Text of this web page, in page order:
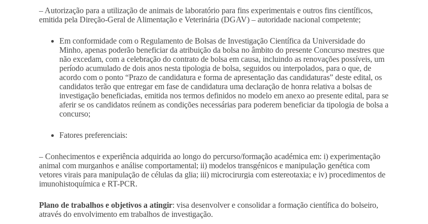
– Autorização para a utilização de animais de laboratório para fins experimentais e outros fins científicos,
emitida pela Direção-Geral de Alimentação e Veterinária (DGAV) – autoridade nacional competente;
Em conformidade com o Regulamento de Bolsas de Investigação Científica da Universidade do
Minho, apenas poderão beneficiar da atribuição da bolsa no âmbito do presente Concurso mestres que
não excedam, com a celebração do contrato de bolsa em causa, incluindo as renovações possíveis, um
período acumulado de dois anos nesta tipologia de bolsa, seguidos ou interpolados, para o que, de
acordo com o ponto “Prazo de candidatura e forma de apresentação das candidaturas” deste edital, os
candidatos terão que entregar em fase de candidatura uma declaração de honra relativa a bolsas de
investigação beneficiadas, emitida nos termos definidos no modelo em anexo ao presente edital, para se
aferir se os candidatos reúnem as condições necessárias para poderem beneficiar da tipologia de bolsa a
concurso;
Fatores preferenciais:
– Conhecimentos e experiência adquirida ao longo do percurso/formação académica em: i) experimentação
animal com murganhos e análise comportamental; ii) modelos transgénicos e manipulação genética com
vetores virais para manipulação de células da glia; iii) microcirurgia com estereotaxia; e iv) procedimentos de
imunohistoquímica e RT-PCR.
Plano de trabalhos e objetivos a atingir:visa desenvolver e consolidar a formação científica do bolseiro,
através do envolvimento em trabalhos de investigação.